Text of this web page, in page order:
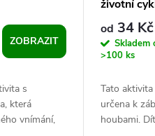
ZOBRAZIT
s
která
vnímání,
životní
od 34 Kč
Skladem
>100 ks
Tato
určena k
houbami.